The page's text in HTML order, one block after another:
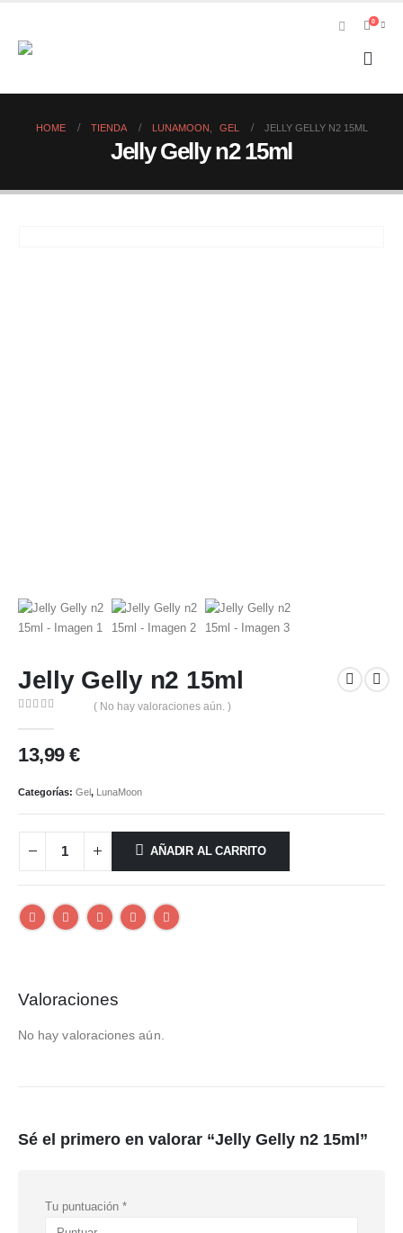
0
HOME TIENDA LUNAMOON GEL JELLY GELLY N2 15ML
Jelly Gelly n2 15ml
Jelly Gelly n2 15ml
( No hay valoraciones aún. )
13,99€
Categorías: Gel, LunaMoon
AÑADIR AL CARRITO
Valoraciones
No hay valoraciones aún.
Sé el primero en valorar “Jelly Gelly n2 15ml”
Tu puntuación *